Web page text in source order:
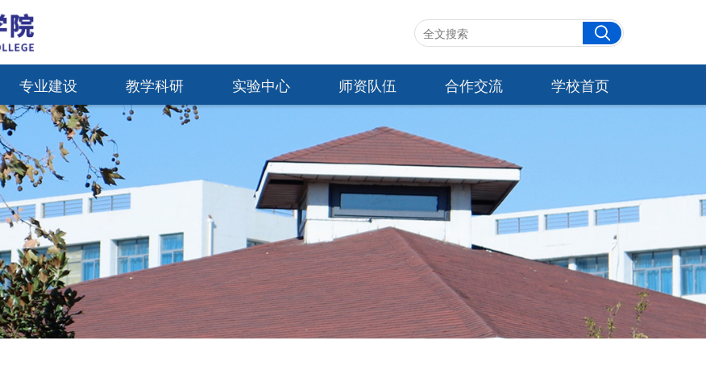
专业建设 教学科研 实验中心 师资队伍 合作交流 学校首页